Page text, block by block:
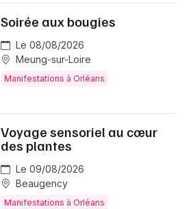
Soirée aux bougies
Le 08/08/2026
Meung-sur-Loire
Manifestations à Orléans
Voyage sensoriel au cœur
des plantes
Le 09/08/2026
Beaugency
Manifestations à Orléans